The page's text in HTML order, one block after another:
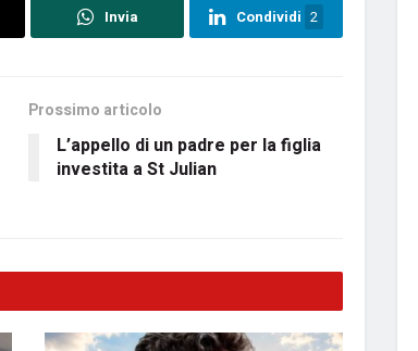
Invia Condividi 2
Prossimo articolo
L’appello di un padre per la figlia
investita a St Julian